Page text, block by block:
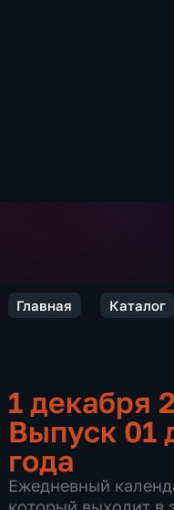
Главная Каталог
1 декабря
Выпуск 01
года
Ежедневный